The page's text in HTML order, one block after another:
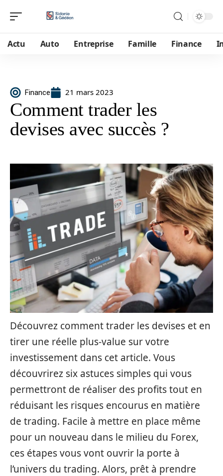
Actu Auto Entreprise Famille Finance
Finance 21 mars 2023
Comment trader les
devises avec succès ?
Découvrez comment trader les devises et en
tirer une réelle plus-value sur votre
investissement dans cet article. Vous
découvrirez six astuces simples qui vous
permettront de réaliser des profits tout en
réduisant les risques encourus en matière
de trading. Facile à mettre en place même
pour un nouveau dans le milieu du Forex,
ces étapes vous vont ouvrir la porte à
l’univers du trading. Alors, prêt à prendre